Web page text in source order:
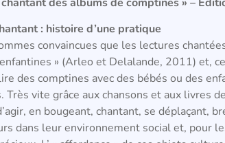
: histoire d’une pratique
convaincues que les lectures
» (Arleo et Delalande, 2011) et,
des comptines avec des bébés ou des
Très vite grâce aux chansons et aux livres
en bougeant, chantant, se déplaçant,
dans leur environnement social et, pour